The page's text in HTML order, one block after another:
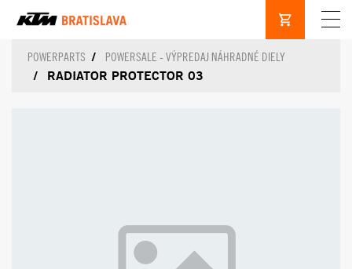
POWERPARTS POWERSALE - VÝPREDAJ NÁHRADNÉ DIELY
RADIATOR PROTECTOR 03